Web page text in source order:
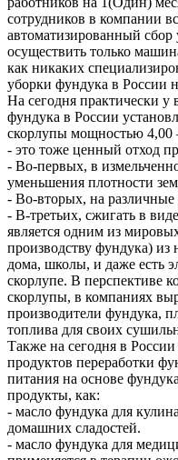
сотрудников в компании
автоматизированный
осуществить только
как никаких
уборки фундука в России
На сегодня практически у
фундука в России
скорлупы мощностью 4,00
- это тоже ценный отход
- Во-первых, в
уменьшения плотности
- Во-вторых, на различные
- В-третьих, сжигать в
является одним из
производству фундука)
дома, школы, и даже есть
скорлупе. В перспективе
скорлупы, в компаниях
производители фундука,
топлива для своих
Также на сегодня в
продуктов переработки
питания на основе
продукты, как:
- масло фундука для
домашних сладостей.
- масло фундука для